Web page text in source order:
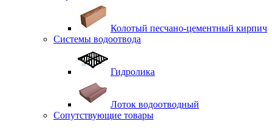
Колотый песчано-цементный кирпич
Системы водоотвода
Гидролика
Лоток водоотводный
Сопутствующие товары